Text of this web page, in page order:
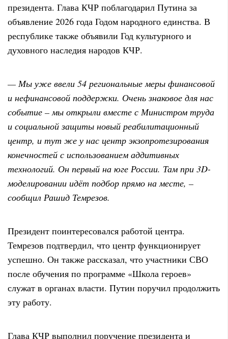
президента. Глава КЧР поблагодарил Путина за
объявление 2026 года Годом народного единства. В
республике также объявили Год культурного и
духовного наследия народов КЧР.
— Мы уже ввели 54 региональные меры финансовой
и нефинансовой поддержки. Очень знаковое для нас
событие – мы открыли вместе с Министром труда
и социальной защиты новый реабилитационный
центр, и тут же у нас центр экзопротезирования
конечностей с использованием аддитивных
технологий. Он первый на юге России. Там при 3D-
моделировании идёт подбор прямо на месте, –
сообщил Рашид Темрезов.
Президент поинтересовался работой центра.
Темрезов подтвердил, что центр функционирует
успешно. Он также рассказал, что участники СВО
после обучения по программе «Школа героев»
служат в органах власти. Путин поручил продолжить
эту работу.
Глава КЧР выполнил поручение президента и